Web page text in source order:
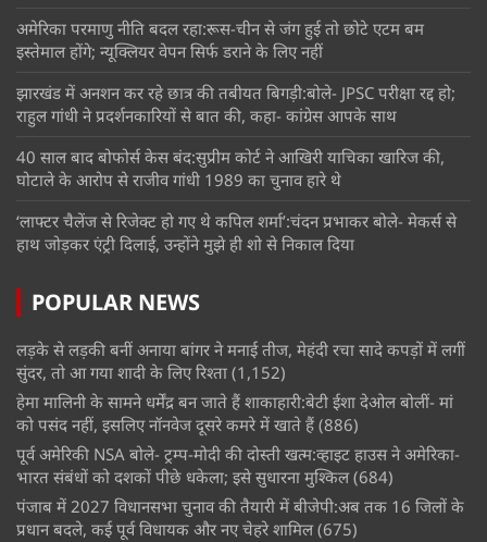
अमेरिका परमाणु नीति बदल रहा:रूस-चीन से जंग हुई तो छोटे एटम बम
इस्तेमाल होंगे; न्यूक्लियर वेपन सिर्फ डराने के लिए नहीं
झारखंड में अनशन कर रहे छात्र की तबीयत बिगड़ी:बोले- JPSC परीक्षा रद्द हो;
राहुल गांधी ने प्रदर्शनकारियों से बात की, कहा- कांग्रेस आपके साथ
40 साल बाद बोफोर्स केस बंद:सुप्रीम कोर्ट ने आखिरी याचिका खारिज की,
घोटाले के आरोप से राजीव गांधी 1989 का चुनाव हारे थे
‘लाफ्टर चैलेंज से रिजेक्ट हो गए थे कपिल शर्मा’:चंदन प्रभाकर बोले- मेकर्स से
हाथ जोड़कर एंट्री दिलाई, उन्होंने मुझे ही शो से निकाल दिया
POPULAR NEWS
लड़के से लड़की बनीं अनाया बांगर ने मनाई तीज, मेहंदी रचा सादे कपड़ों में लगीं
सुंदर, तो आ गया शादी के लिए रिश्ता (1,152)
हेमा मालिनी के सामने धर्मेंद्र बन जाते हैं शाकाहारी:बेटी ईशा देओल बोलीं- मां
को पसंद नहीं, इसलिए नॉनवेज दूसरे कमरे में खाते हैं (886)
पूर्व अमेरिकी NSA बोले- ट्रम्प-मोदी की दोस्ती खत्म:व्हाइट हाउस ने अमेरिका-
भारत संबंधों को दशकों पीछे धकेला; इसे सुधारना मुश्किल (684)
पंजाब में 2027 विधानसभा चुनाव की तैयारी में बीजेपी:अब तक 16 जिलों के
प्रधान बदले, कई पूर्व विधायक और नए चेहरे शामिल (675)